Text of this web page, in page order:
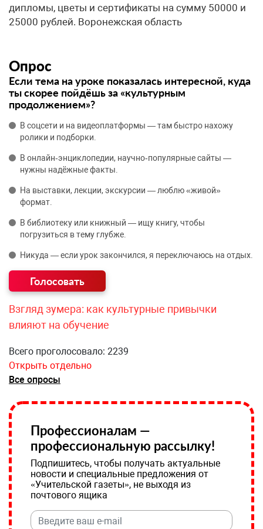
дипломы, цветы и сертификаты на сумму 50000 и
25000 рублей. Воронежская область
Опрос
Если тема на уроке показалась интересной, куда
ты скорее пойдёшь за «культурным
продолжением»?
В соцсети и на видеоплатформы — там быстро нахожу
ролики и подборки.
В онлайн‑энциклопедии, научно‑популярные сайты —
нужны надёжные факты.
На выставки, лекции, экскурсии — люблю «живой»
формат.
В библиотеку или книжный — ищу книгу, чтобы
погрузиться в тему глубже.
Никуда — если урок закончился, я переключаюсь на отдых.
Взгляд зумера: как культурные привычки
влияют на обучение
Всего проголосовало: 2239
Открыть отдельно
Все опросы
Профессионалам —
профессиональную рассылку!
Подпишитесь, чтобы получать актуальные
новости и специальные предложения от
«Учительской газеты», не выходя из
почтового ящика